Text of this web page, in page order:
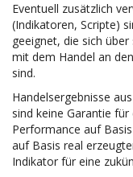
Eventuell zusätzlich
(Indikatoren, Scripte)
geeignet, die sich
mit dem Handel an
sind.
Handelsergebnisse
sind keine Garantie
Performance auf
auf Basis real
Indikator für eine